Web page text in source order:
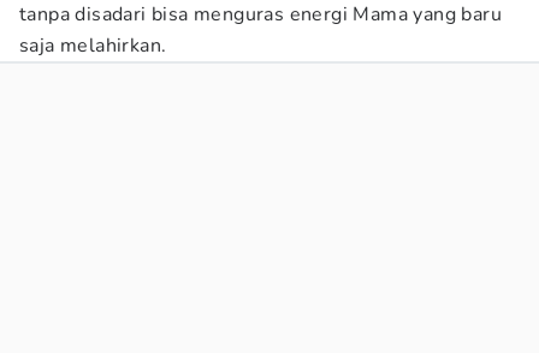
tanpa disadari bisa menguras energi Mama yang baru
saja melahirkan.